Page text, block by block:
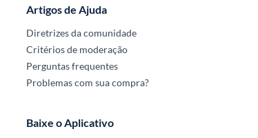
Artigos de Ajuda
Diretrizes da comunidade
Critérios de moderação
Perguntas frequentes
Problemas com sua compra?
Baixe o Aplicativo